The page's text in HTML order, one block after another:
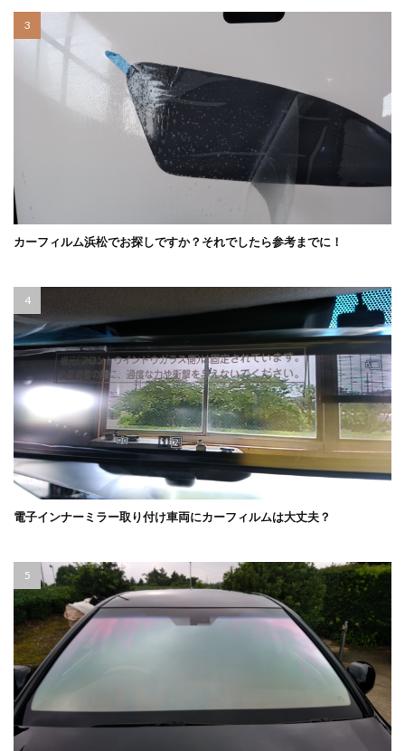
カーフィルム浜松でお探しですか？それでしたら参考までに！
電子インナーミラー取り付け車両にカーフィルムは大丈夫？